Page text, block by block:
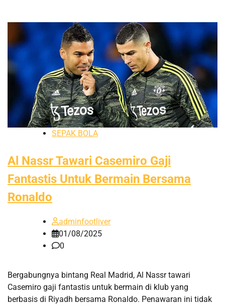
SEPAK BOLA
Al Nassr Tawari Casemiro Gaji
Fantastis Untuk Bermain Bersama
Ronaldo
adminfootliver
01/08/2025
0
Bergabungnya bintang Real Madrid, Al Nassr tawari
Casemiro gaji fantastis untuk bermain di klub yang
berbasis di Riyadh bersama Ronaldo. Penawaran ini tidak